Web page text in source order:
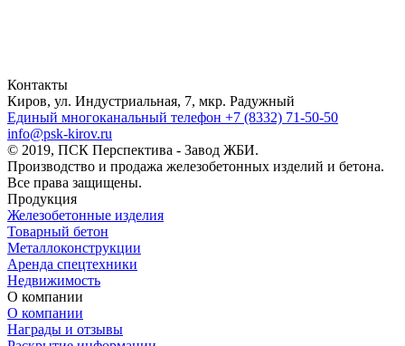
Контакты
Киров, ул. Индустриальная, 7, мкр. Радужный
Единый многоканальный телефон +7 (8332) 71-50-50
info@psk-kirov.ru
© 2019, ПСК Перспектива - Завод ЖБИ.
Производство и продажа железобетонных изделий и бетона.
Все права защищены.
Продукция
Железобетонные изделия
Товарный бетон
Металлоконструкции
Аренда спецтехники
Недвижимость
О компании
О компании
Награды и отзывы